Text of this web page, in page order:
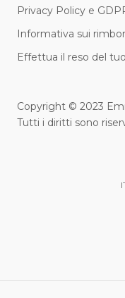
Privacy Policy e
Informativa sui
Effettua il reso del
Copyright © 2023
Tutti i diritti sono